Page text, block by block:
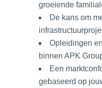
groeiende
De kans om
Opleidingen
binnen APK
Een
gebaseerd op